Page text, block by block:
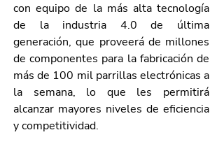
con equipo de la más alta tecnología
de la industria 4.0 de última
generación, que proveerá de millones
de componentes para la fabricación de
más de 100 mil parrillas electrónicas a
la semana, lo que les permitirá
alcanzar mayores niveles de eficiencia
y competitividad.